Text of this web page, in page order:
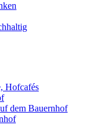
Hofcafés
dem Bauernhof